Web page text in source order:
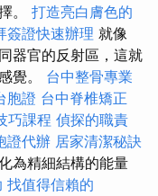
。 打造亮白膚色的
簽證快速辦理 就像
器官的反射區，這就
覺。 台中整骨專業
胞證 台中脊椎矯正
巧課程 偵探的職責
證代辦 居家清潔秘訣
為精細結構的能量
找值得信賴的